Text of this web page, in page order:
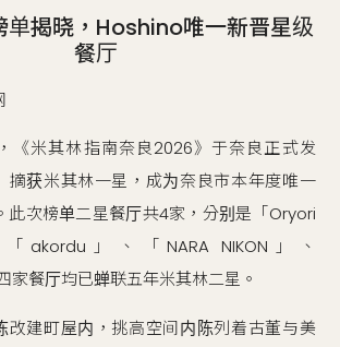
单揭晓，Hoshino唯一新晋星级
餐厅
《米其林指南奈良2026》于奈良正式发
摘获米其林一星，成为奈良市本年度唯一
此次榜单二星餐厅共4家，分别是「Oryori
akordu」、「NARA NIKON」、
家餐厅均已蝉联五年米其林二星。
改建町屋内，挑高空间内陈列着古董与美